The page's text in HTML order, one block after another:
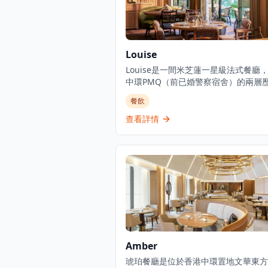
Louise
Louise是一間米芝蓮一星級法式餐廳
中環PMQ（前已婚警察宿舍）的兩層
築內，是香港的創意中心。這是JIA
辦人Yenn Wong與著名法籍主廚
Royer（前亞洲50最佳餐廳第一名
舵，展現精緻的法式料理，採用最優
令食材和傳統烹飪技術。Louise位於
PMQ的花園內，在優雅的歷史建築中
品質的料理。
餐飲
查看詳情
Amber
琥珀餐廳是位於香港中環置地文華東